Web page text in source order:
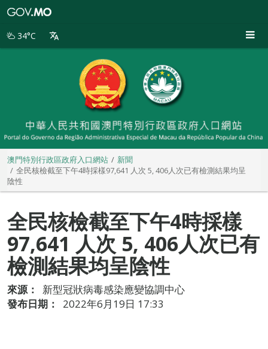
別
34°C
澳門特別行政區政府入口網站
新聞
全民核檢截至下午4時採樣97,641 人次 5, 406人次已有檢測結果均呈
陰性
全民核檢截至下午4時採樣
97,641 人次 5, 406人次已有
檢測結果均呈陰性
來源：
新型冠狀病毒感染應變協調中心
發布日期：
2022年6月19日 17:33